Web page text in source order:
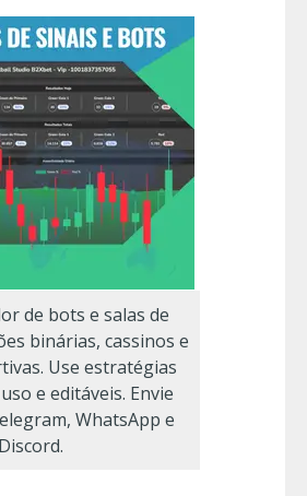
de bots e salas de
binárias, cassinos e
Use estratégias
e editáveis. Envie
WhatsApp e
Discord.